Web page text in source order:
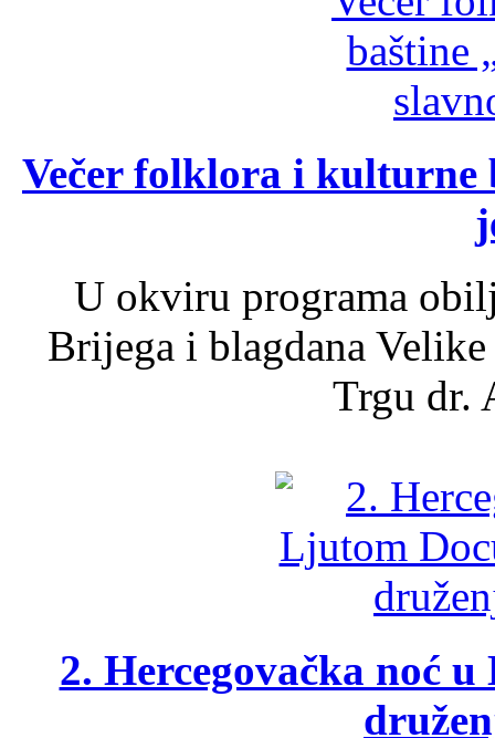
Večer folklora i kulturne
U okviru programa
Brijega i blagdana
Trgu dr.
2. Hercegovačka noć